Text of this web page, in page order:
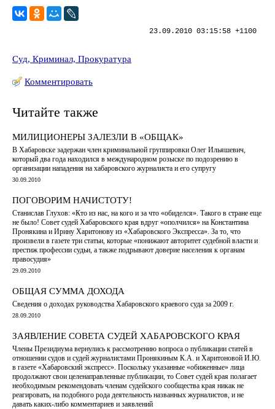
23.09.2010 03:15:58 +1100
Суд, Криминал, Прокуратура
Комментировать
Читайте также
МИЛИЦИОНЕРЫ ЗАЛЕЗЛИ В «ОБЩАК»
В Хабаровске задержан член криминальной группировки Олег Ильяшевич,
который два года находился в международном розыске по подозрению в
организации нападения на хабаровского журналиста и его супругу
30.09.2010
ПОГОВОРИМ НАЧИСТОТУ!
Станислав Глухов: «Кто из нас, на кого и за что «обиделся». Такого в стране еще
не было! Совет судей Хабаровского края вдруг «ополчился» на Константина
Пронякина и Ирину Харитонову из «Хабаровского Экспресса». За то, что
произвели в газете три статьи, которые «понижают авторитет судебной власти и
престиж профессии судьи, а также подрывают доверие населения к органам
правосудия»
29.09.2010
ОБЩАЯ СУММА ДОХОДА
Сведения о доходах руководства Хабаровского краевого суда за 2009 г.
28.09.2010
ЗАЯВЛЕНИЕ СОВЕТА СУДЕЙ ХАБАРОВСКОГО КРАЯ
Члены Президиума вернулись к рассмотрению вопроса о публикации статей в
отношении судов и судей журналистами Пронякиным К.А. и Харитоновой И.Ю.
в газете «Хабаровский экспресс». Поскольку указанные «обиженные» лица
продолжают свои целенаправленные публикации, то Совет судей края полагает
необходимым рекомендовать членам судейского сообщества края никак не
реагировать, на подобного рода деятельность названных журналистов, и не
давать каких-либо комментариев и заявлений